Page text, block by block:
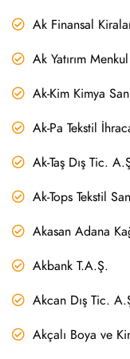
Ak Finansal
Ak Yatırım
Ak-Kim Kimya
Ak-Pa Tekstil
Ak-Taş Dış Tic.
Ak-Tops Tekstil
Akasan Adana
Akbank T.A.Ş.
Akcan Dış Tic.
Akçalı Boya ve